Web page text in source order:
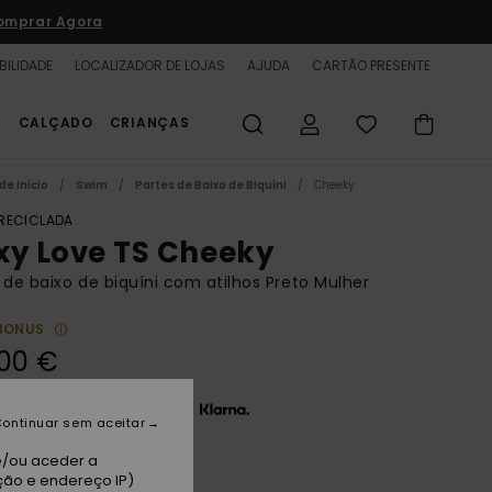
Agora
LOCALIZADOR DE LOJAS AJUDA CARTÃO PRESENTE
CALÇADO CRIANÇAS
início Swim Partes de Baixo de Biquíni Cheeky
Love TS Cheeky
de baixo de biquíni com atilhos Preto Mulher
€
ou aceder a
e endereço IP)
sem aceitar